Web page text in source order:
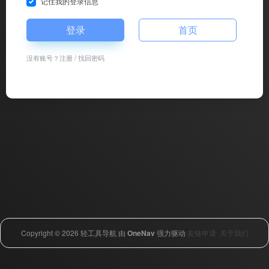
登录 首页
没有账号？注册/找回密码
Copyright © 2026 轻工具导航 由 OneNav强力驱动 友链申请 关于我们